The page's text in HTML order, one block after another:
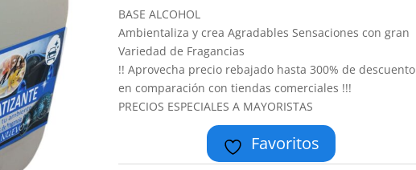
BASE ALCOHOL
Ambientaliza y crea Agradables Sensaciones con gran
Variedad de Fragancias
!! Aprovecha precio rebajado hasta 300% de descuento
en comparación con tiendas comerciales !!!
PRECIOS ESPECIALES A MAYORISTAS
Favoritos